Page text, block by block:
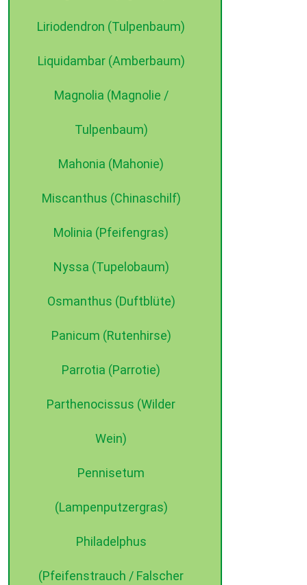
Liriodendron (Tulpenbaum)
Liquidambar (Amberbaum)
Magnolia (Magnolie /
Tulpenbaum)
Mahonia (Mahonie)
Miscanthus (Chinaschilf)
Molinia (Pfeifengras)
Nyssa (Tupelobaum)
Osmanthus (Duftblüte)
Panicum (Rutenhirse)
Parrotia (Parrotie)
Parthenocissus (Wilder
Wein)
Pennisetum
(Lampenputzergras)
Philadelphus
(Pfeifenstrauch / Falscher